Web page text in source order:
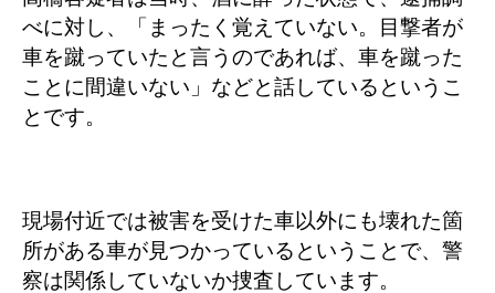
べに対し、「まったく覚えていない。目撃者が
車を蹴っていたと言うのであれば、車を蹴った
ことに間違いない」などと話しているというこ
とです。
現場付近では被害を受けた車以外にも壊れた箇
所がある車が見つかっているということで、警
察は関係していないか捜査しています。